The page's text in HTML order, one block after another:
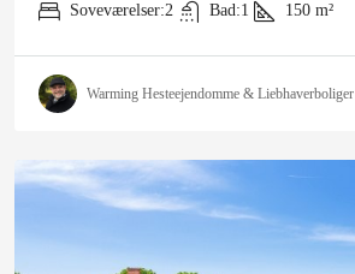
Soveværelser:2 Bad:1 150 m²
Warming Hesteejendomme & Liebhaverboliger